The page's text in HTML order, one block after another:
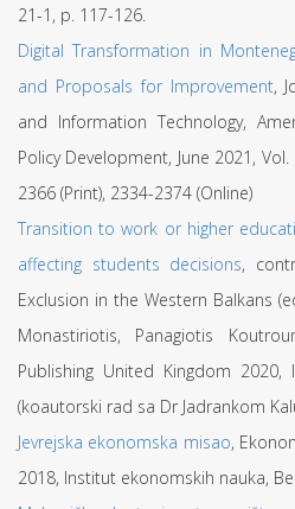
21-1, p. 117-126.
Digital Transformation in
and Proposals for Improvement,
and Information Technology,
Policy Development, June 2021,
2366 (Print), 2334-2374 (Online)
Transition to work or higher
affecting students decisions,
Exclusion in the Western Balkans
Monastiriotis, Panagiotis
Publishing United Kingdom 2020,
(koautorski rad sa Dr Jadrankom
Jevrejska ekonomska misao,
2018, Institut ekonomskih nauka,